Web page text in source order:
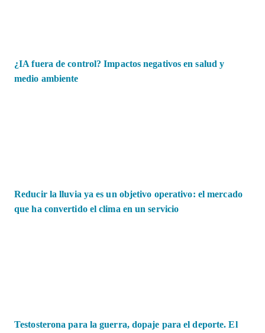
¿IA fuera de control? Impactos negativos en salud y
medio ambiente
Reducir la lluvia ya es un objetivo operativo: el mercado
que ha convertido el clima en un servicio
Testosterona para la guerra, dopaje para el deporte. El